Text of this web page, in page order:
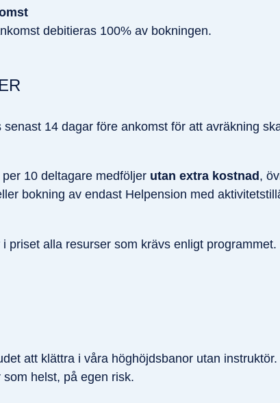
debitieras 100% av bokningen.
14 dagar före ankomst för att avräkning
10 deltagare medföljer utan extra kostnad,
bokning av endast Helpension med
priset alla resurser som krävs enligt
att klättra i våra höghöjdsbanor utan
helst, på egen risk.